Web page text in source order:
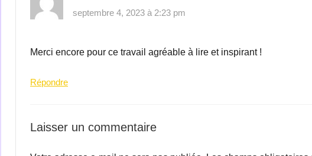
septembre 4, 2023 à 2:23 pm
Merci encore pour ce travail agréable à lire et inspirant !
Répondre
Laisser un commentaire